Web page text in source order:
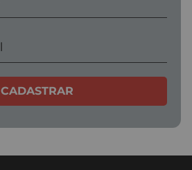
CADASTRAR